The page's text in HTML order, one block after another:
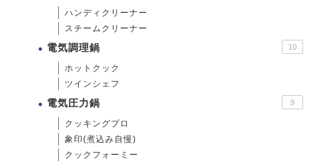
ハンディクリーナー
スチームクリーナー
電気調理鍋 10
ホットクック
ツインシェフ
電気圧力鍋 9
クッキングプロ
象印(煮込み自慢)
クックフォーミー